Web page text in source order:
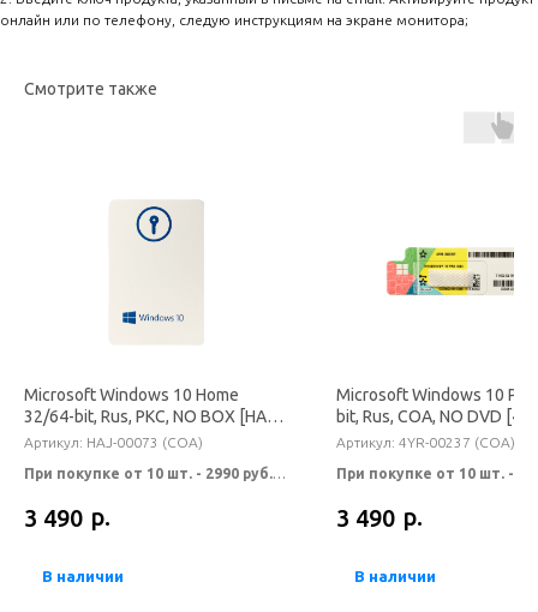
онлайн или по телефону, следую инструкциям на экране монитора;
Смотрите также
Microsoft Windows 10 Home
32/64-bit, Rus, PKC, NO BOX [HAJ-
00073]
Артикул: HAJ-00073 (COA)
При покупке от 10 шт. - 2990 руб.
запросу.
3 490 р.
В наличии
Microsoft Windows 10 Pro
bit, Rus, COA, NO DVD
Артикул: 4YR-00237 (COA)
При покупке от 10 шт. -
запросу.
3 490 р.
В наличии